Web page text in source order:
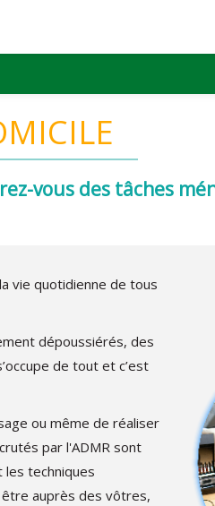
vous des tâches
vie quotidienne de tous
dépoussiérés, des
de tout et c’est
ou même de réaliser
par l'ADMR sont
techniques
auprès des vôtres,